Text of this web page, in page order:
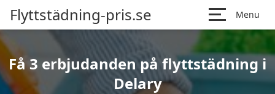
Flyttstädning-pris.se Menu
Få 3 erbjudanden på flyttstädning i
Delary